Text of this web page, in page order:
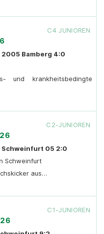
C4 JUNIOREN
2005 Bamberg 4:0
und krankheitsbedingte
C2-JUNIOREN
Schweinfurt 05 2:0
Schweinfurt
aus…
C1-JUNIOREN